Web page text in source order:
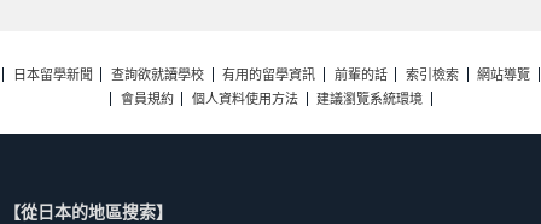
日本留學新聞 查詢欲就讀學校 有用的留學資訊 前輩的話 索引檢索
網站導覽
會員規約
個人資料使用方法 建議瀏覽系統環境
【從日本的地區搜索】